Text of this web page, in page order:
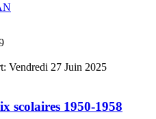
Vendredi 27 Juin 2025
scolaires 1950-1958